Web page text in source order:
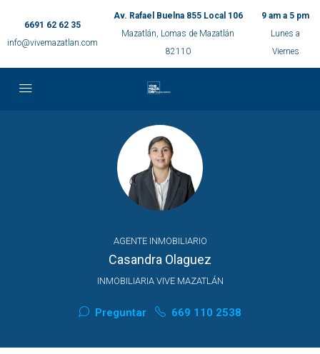
6691 62 62 35
info@vivemazatlan.com
Av. Rafael Buelna 855 Local 106
Mazatlán, Lomas de Mazatlán
82110
9 am a 5 pm
Lunes a
Viernes
AGENTE INMOBILIARIO
Casandra Olaguez
INMOBILIARIA VIVE MAZATLÁN
Preguntar 669 110 2538